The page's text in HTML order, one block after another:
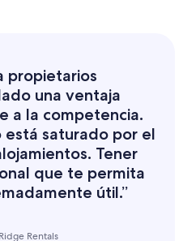
propietarios
una ventaja
a la competencia.
saturado por el
Tener
que te permita
útil.”
Rentals